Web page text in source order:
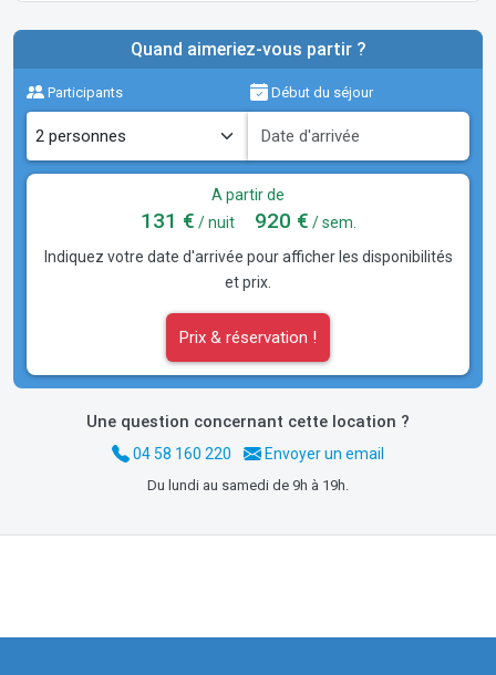
Quand aimeriez-vous partir ?
Participants Début du séjour
A partir de
131 € / nuit 920 € / sem.
Indiquez votre date d'arrivée pour afficher les disponibilités
et prix.
Prix & réservation !
Une question concernant cette location ?
04 58 160 220 Envoyer un email
Du lundi au samedi de 9h à 19h.